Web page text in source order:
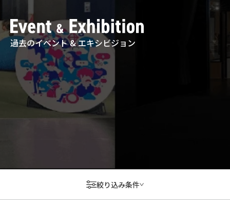
過去のイベント & エキシビジョン
絞り込み条件